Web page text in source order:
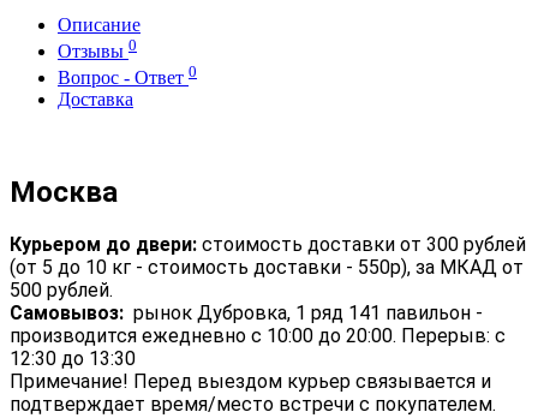
Описание
Отзывы 0
Вопрос - Ответ 0
Доставка
Москва
Курьером до двери: стоимость доставки от 300 рублей
(от 5 до 10 кг - стоимость доставки - 550р), за МКАД от
500 рублей.
Самовывоз: рынок Дубровка, 1 ряд 141 павильон -
производится ежедневно с 10:00 до 20:00. Перерыв: с
12:30 до 13:30
Примечание! Перед выездом курьер связывается и
подтверждает время/место встречи с покупателем.